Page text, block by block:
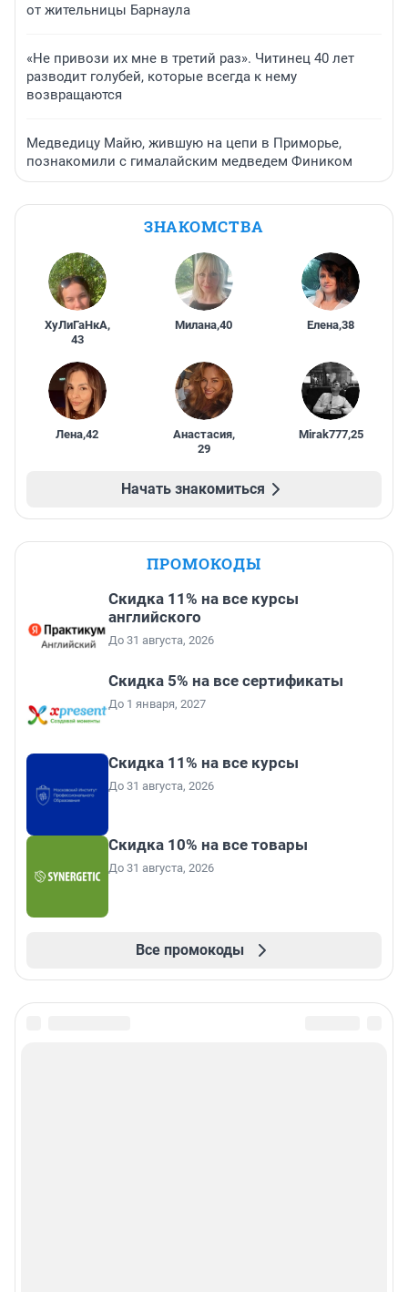
от жительницы Барнаула
«Не привози их мне в третий раз». Читинец 40 лет
разводит голубей, которые всегда к нему
возвращаются
Медведицу Майю, жившую на цепи в Приморье,
познакомили с гималайским медведем Фиником
ЗНАКОМСТВА
ХуЛиГаНкА,
43
Милана,40 Елена,38
Лена,42 Анастасия,
29
Mirak777,25
Начать знакомиться
ПРОМОКОДЫ
Скидка 11% на все курсы
английского
До 31 августа, 2026
Скидка 5% на все сертификаты
До 1 января, 2027
Скидка 11% на все курсы
До 31 августа, 2026
Скидка 10% на все товары
До 31 августа, 2026
Все промокоды